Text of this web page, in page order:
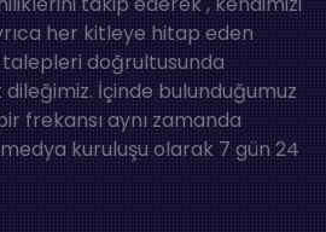
her kitleye hitap eden
talepleri doğrultusunda
İçinde bulunduğumuz
frekansı aynı zamanda
kuruluşu olarak 7 gün 24